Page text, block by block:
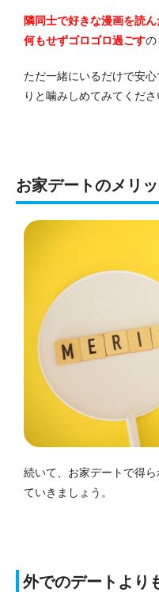
隣同士で好きな漫画を読
何もせずゴロゴロ過ごすの
ただ一緒にいるだけで安
りと噛みしめてみてくださ
お家デートのメリッ
続いて、お家デートで得
ていきましょう。
外でのデートより